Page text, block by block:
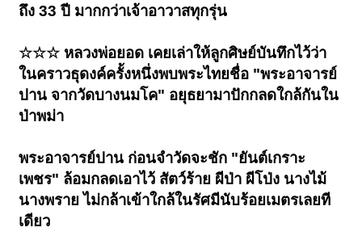
ถึง 33 ปี มากกว่าเจ้าอาวาสทุกรุ่น
☆☆☆ หลวงพ่อยอด เคยเล่าให้ลูกศิษย์บันทึกไว้ว่า
ในคราวธุดงค์ครั้งหนึ่งพบพระไทยชื่อ "พระอาจารย์
ปาน จากวัดบางนมโค" อยุธยามาปักกลดใกล้กันใน
ป่าพม่า
พระอาจารย์ปาน ก่อนจำวัดจะชัก "ยันต์เกราะ
เพชร" ล้อมกลดเอาไว้ สัตว์ร้าย ผีป่า ผีโป่ง นางไม้
นางพราย ไม่กล้าเข้าใกล้ในรัศมีนับร้อยเมตรเลยที
เดียว